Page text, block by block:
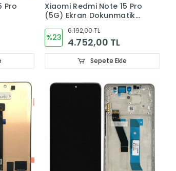
Pro
Xiaomi Redmi Note 15 Pro
(5G) Ekran Dokunmatik
%23
6.192,00 TL
4.752,00 TL
Sepete Ekle